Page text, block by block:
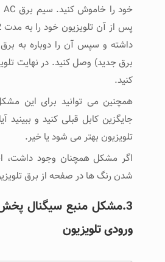
داشته و سپس آن را دوباره به
برق جدید) وصل کنید. در نهایت
کنید.
همچنین می توانید برای این
جایگزین کابل قبلی کنید و ببینید
تلویزیون بهتر می شود یا خیر.
اگر مشکل همچنان وجود داشت،
شدن رنگ ها در صفحه از برق
3.مشکل منبع سیگنال پخش
ورودی تلویزیون